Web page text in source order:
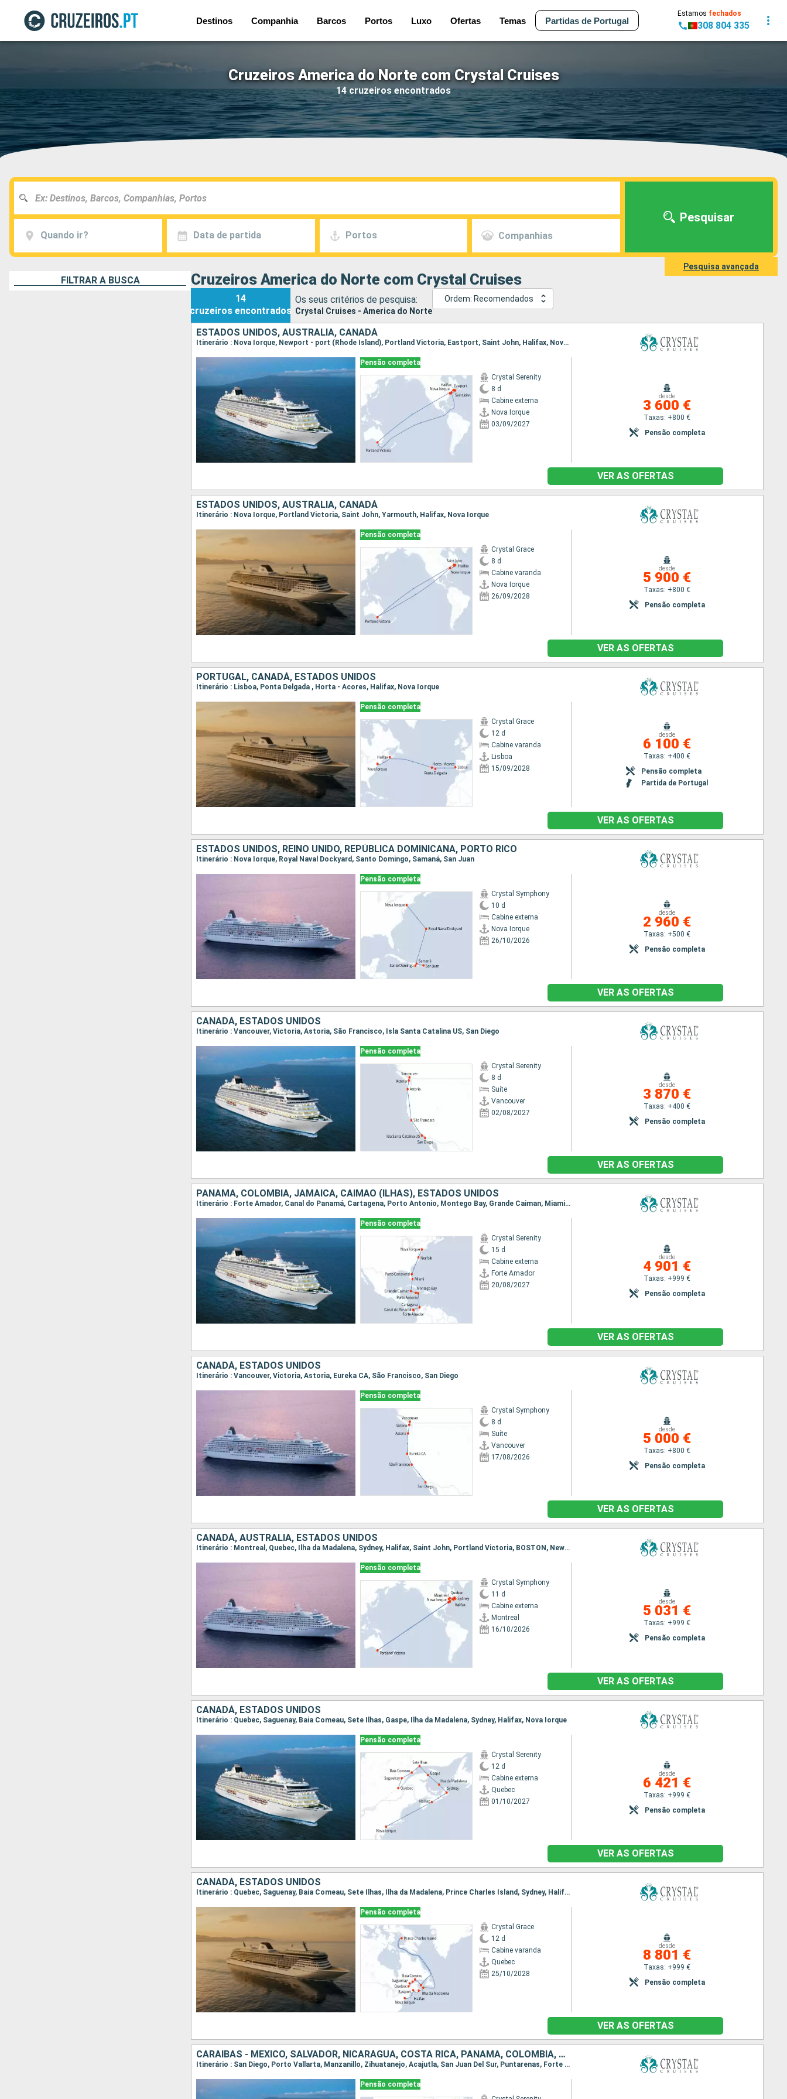
Destinos Companhia Barcos Portos Luxo Ofertas Temas Partidas de Portugal
Estamos fechados
308 804 335
Cruzeiros America do Norte com Crystal Cruises
14 cruzeiros encontrados
Quando ir? Data de partida Portos Companhias
Pesquisar
Pesquisa avançada
FILTRAR A BUSCA Cruzeiros America do Norte com Crystal Cruises
14
cruzeiros encontrados
Os seus critérios de pesquisa:
Crystal Cruises - America do Norte
Ordem: Recomendados
ESTADOS UNIDOS, AUSTRALIA, CANADÁ
Itinerário : Nova Iorque, Newport - port (Rhode Island), Portland Victoria, Eastport, Saint John, Halifax, Nova Iorque
Pensão completa
Crystal Serenity
8 d
Cabine externa
Nova Iorque
03/09/2027
desde
3 600 €
Taxas: +800 €
Pensão completa
VER AS OFERTAS
ESTADOS UNIDOS, AUSTRALIA, CANADÁ
Itinerário : Nova Iorque, Portland Victoria, Saint John, Yarmouth, Halifax, Nova Iorque
Pensão completa
Crystal Grace
8 d
Cabine varanda
Nova Iorque
26/09/2028
desde
5 900 €
Taxas: +800 €
Pensão completa
VER AS OFERTAS
PORTUGAL, CANADÁ, ESTADOS UNIDOS
Itinerário : Lisboa, Ponta Delgada , Horta - Acores, Halifax, Nova Iorque
Pensão completa
Crystal Grace
12 d
Cabine varanda
Lisboa
15/09/2028
desde
6 100 €
Taxas: +400 €
Pensão completa
Partida de Portugal
VER AS OFERTAS
ESTADOS UNIDOS, REINO UNIDO, REPÚBLICA DOMINICANA, PORTO RICO
Itinerário : Nova Iorque, Royal Naval Dockyard, Santo Domingo, Samaná, San Juan
Pensão completa
Crystal Symphony
10 d
Cabine externa
Nova Iorque
26/10/2026
desde
2 960 €
Taxas: +500 €
Pensão completa
VER AS OFERTAS
CANADÁ, ESTADOS UNIDOS
Itinerário : Vancouver, Victoria, Astoria, São Francisco, Isla Santa Catalina US, San Diego
Pensão completa
Crystal Serenity
8 d
Suíte
Vancouver
02/08/2027
desde
3 870 €
Taxas: +400 €
Pensão completa
VER AS OFERTAS
PANAMA, COLÔMBIA, JAMAICA, CAIMÃO (ILHAS), ESTADOS UNIDOS
Itinerário : Forte Amador, Canal do Panamá, Cartagena, Porto Antonio, Montego Bay, Grande Caiman, Miami, Porto Canaveral, Norfolk, Nova Iorque
Pensão completa
Crystal Serenity
15 d
Cabine externa
Forte Amador
20/08/2027
desde
4 901 €
Taxas: +999 €
Pensão completa
VER AS OFERTAS
CANADÁ, ESTADOS UNIDOS
Itinerário : Vancouver, Victoria, Astoria, Eureka CA, São Francisco, San Diego
Pensão completa
Crystal Symphony
8 d
Suíte
Vancouver
17/08/2026
desde
5 000 €
Taxas: +800 €
Pensão completa
VER AS OFERTAS
CANADÁ, AUSTRALIA, ESTADOS UNIDOS
Itinerário : Montreal, Quebec, Ilha da Madalena, Sydney, Halifax, Saint John, Portland Victoria, BOSTON, Newport - port (Rhode Island), Nova Iorque
Pensão completa
Crystal Symphony
11 d
Cabine externa
Montreal
16/10/2026
desde
5 031 €
Taxas: +999 €
Pensão completa
VER AS OFERTAS
CANADÁ, ESTADOS UNIDOS
Itinerário : Quebec, Saguenay, Baia Comeau, Sete Ilhas, Gaspe, Ilha da Madalena, Sydney, Halifax, Nova Iorque
Pensão completa
Crystal Serenity
12 d
Cabine externa
Quebec
01/10/2027
desde
6 421 €
Taxas: +999 €
Pensão completa
VER AS OFERTAS
CANADÁ, ESTADOS UNIDOS
Itinerário : Quebec, Saguenay, Baia Comeau, Sete Ilhas, Ilha da Madalena, Prince Charles Island, Sydney, Halifax, Eastport, Nova Iorque
Pensão completa
Crystal Grace
12 d
Cabine varanda
Quebec
25/10/2028
desde
8 801 €
Taxas: +999 €
Pensão completa
VER AS OFERTAS
CARAIBAS - MEXICO, SALVADOR, NICARÁGUA, COSTA RICA, PANAMA, COLÔMBIA, JAMAICA, CAIMÃO (ILHAS), ESTADOS UNIDOS
Itinerário : San Diego, Porto Vallarta, Manzanillo, Zihuatanejo, Acajutla, San Juan Del Sur, Puntarenas, Forte Amador, Canal do Panamá, Cartagena, Porto Antonio, Montego Bay, Grande Caiman, Miami, Porto Canaveral, Norfolk, Nova Iorque
Pensão completa